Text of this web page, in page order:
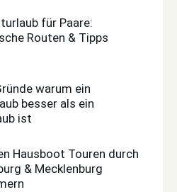
für Paare:
Routen & Tipps
warum ein
besser als ein
ist
Hausboot Touren durch
& Mecklenburg